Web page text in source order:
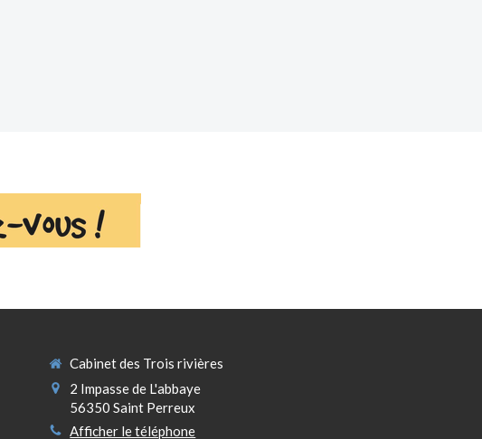
Cabinet des Trois rivières
2 Impasse de L'abbaye
56350 Saint Perreux
Afficher le téléphone